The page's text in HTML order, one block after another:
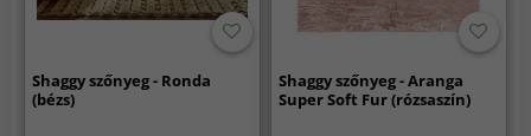
Shaggy szőnyeg - Ronda
(bézs)
Shaggy szőnyeg - Aranga
Super Soft Fur (rózsaszín)